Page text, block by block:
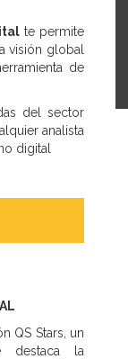
te permite
visión global
de
del sector
analista
digital
QS Stars, un
destaca la